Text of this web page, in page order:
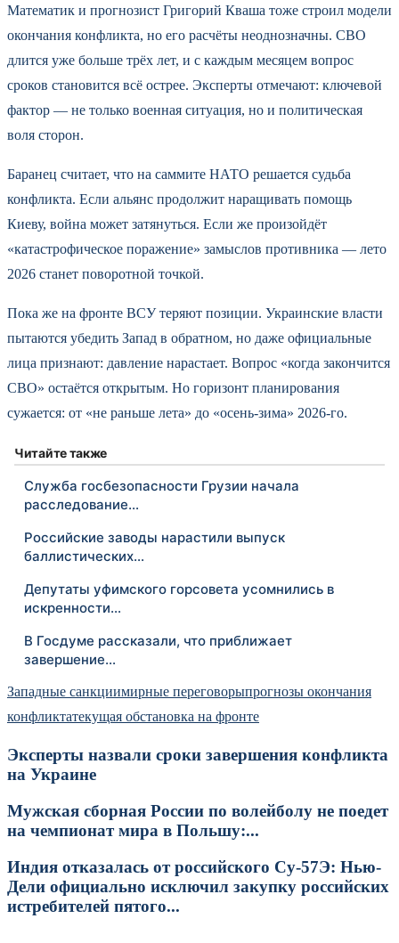
Математик и прогнозист Григорий Кваша тоже строил модели
окончания конфликта, но его расчёты неоднозначны. СВО
длится уже больше трёх лет, и с каждым месяцем вопрос
сроков становится всё острее. Эксперты отмечают: ключевой
фактор — не только военная ситуация, но и политическая
воля сторон.
Баранец считает, что на саммите НАТО решается судьба
конфликта. Если альянс продолжит наращивать помощь
Киеву, война может затянуться. Если же произойдёт
«катастрофическое поражение» замыслов противника — лето
2026 станет поворотной точкой.
Пока же на фронте ВСУ теряют позиции. Украинские власти
пытаются убедить Запад в обратном, но даже официальные
лица признают: давление нарастает. Вопрос «когда закончится
СВО» остаётся открытым. Но горизонт планирования
сужается: от «не раньше лета» до «осень-зима» 2026-го.
Читайте также
Служба госбезопасности Грузии начала
расследование…
Российские заводы нарастили выпуск
баллистических…
Депутаты уфимского горсовета усомнились в
искренности…
В Госдуме рассказали, что приближает
завершение…
Западные санкциимирные переговорыпрогнозы окончания
конфликтатекущая обстановка на фронте
Эксперты назвали сроки завершения конфликта
на Украине
Мужская сборная России по волейболу не поедет
на чемпионат мира в Польшу:...
Индия отказалась от российского Су-57Э: Нью-
Дели официально исключил закупку российских
истребителей пятого...